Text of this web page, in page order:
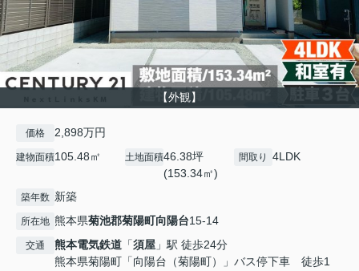
【外観】
価格 2,898万円
建物面積105.48㎡ 土地面積46.38坪
(153.34㎡)
間取り 4LDK
築年数 新築
所在地 熊本県菊池郡菊陽町向陽台15-14
交通 熊本電気鉄道 「須屋 」駅 徒歩24分
熊本県菊陽町「向陽台（菊陽町）」バス停下車 徒歩1